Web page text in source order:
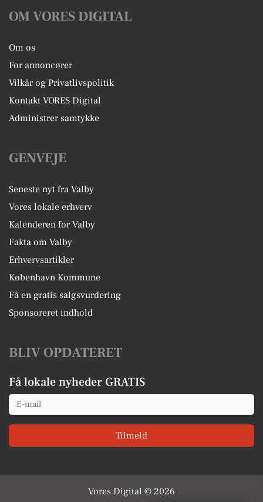
OM VORES DIGITAL
Om os
For annoncører
Vilkår og Privatlivspolitik
Kontakt VORES Digital
Administrer samtykke
GENVEJE
Seneste nyt fra Valby
Vores lokale erhverv
Kalenderen for Valby
Fakta om Valby
Erhvervsartikler
København Kommune
Få en gratis salgsvurdering
Sponsoreret indhold
BLIV OPDATERET
Få lokale nyheder GRATIS
Email
Tilmeld
Vores Digital © 2026